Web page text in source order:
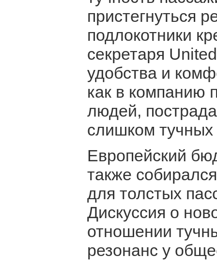
пристегнуться
подлокотники
секретаря
удобства и
как в компанию
людей,
слишком тучных
Европейский
также
для толстых
Дискуссия о
отношении
резонанс у